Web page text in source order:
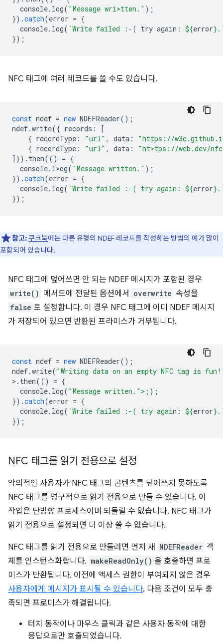
console. log( "Message wri>tten." );
}).catch(error = {
console. log( `Write failed :- ( try again: ${error}
});
NFC 태그에 여러 레코드를 쓸 수도 있습니다.
const ndef = new NDEFReader();
ndef.write({ records :
[
{ recordType : "url" , data :
"https://
{ recordType : "url" , data :
"ht>tps://web.dev/
]}). then(() = {
console. l>og( "Message written." );
}).catch(error = {
console. log( `Write failed :-( try again: ${error}
});
참고:쿠크북에는 다른 유형의 NDEF 레코드를 작성하는 방법의 예가 많이
포함되어 있습니다.
NFC 태그에 덮어쓰면 안 되는 NDEF 메시지가 포함된 경우
write() 메서드에 전달된 옵션에서 overwrite 속성을
false 로 설정합니다. 이 경우 NFC 태그에 이미 NDEF 메시지
가 저장되어 있으면 반환된 프라미스가 거부됩니다.
const ndef = new NDEFReader();
ndef.write( "Writing data on an empty NFC tag is
> . then(() = {
console. log( "Message written.">; );
}).catch(error = {
console. log( `Write failed :-( try again: ${error}
});
NFC 태그를 읽기 전용으로 설정
악의적인 사용자가 NFC 태그의 콘텐츠를 덮어쓰지 못하도록
NFC 태그를 영구적으로 읽기 전용으로 만들 수 있습니다. 이
작업은 단방향 프로세스이며 되돌릴 수 없습니다. NFC 태그가
읽기 전용으로 설정되면 더 이상 쓸 수 없습니다.
NFC 태그를 읽기 전용으로 만들려면 먼저 새 NDEFReader 객
체를 인스턴스화합니다. makeReadOnly() 을 호출하면 프로
미스가 반환됩니다. 이전에 액세스 권한이 부여되지 않은 경우
사용자에게 메시지가 표시될 수 있습니다. 다음 조건이 모두 충
족되면 프로미스가 해결됩니다.
터치 동작이나 마우스 클릭과 같은 사용자 동작에 대한
응답으로만 호출되었습니다.